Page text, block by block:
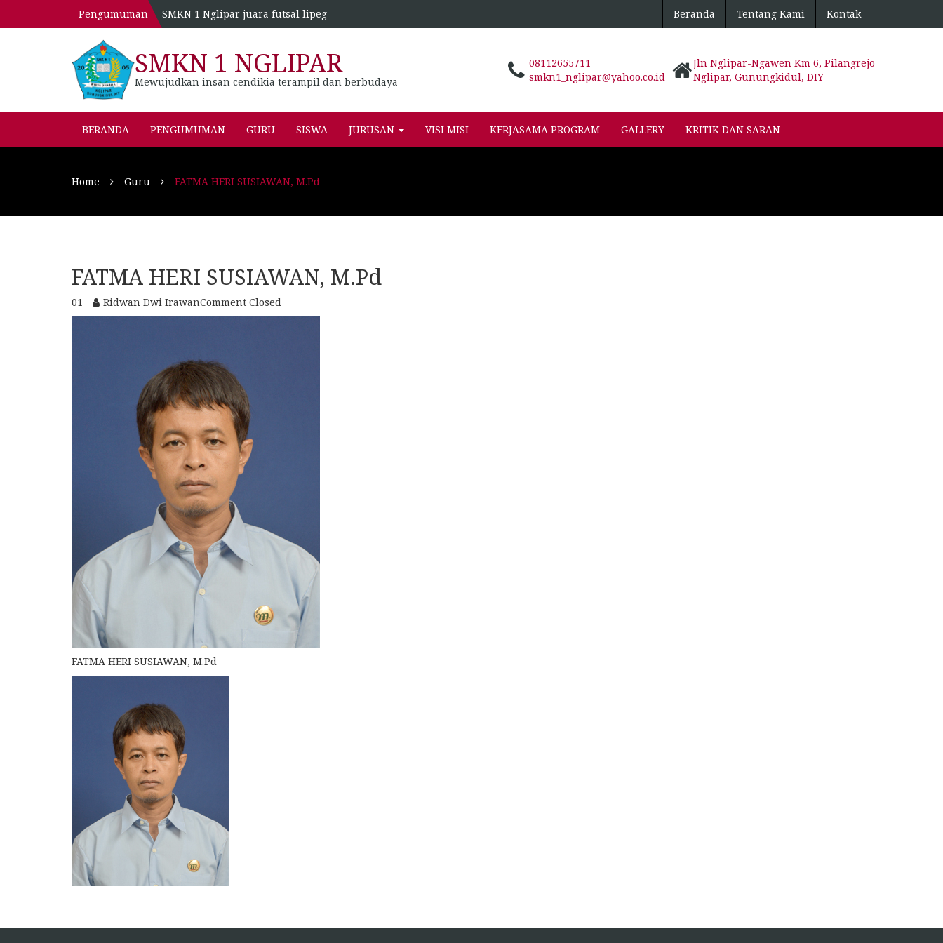
Pengumuman SMKN 1 Nglipar juara futsal lipeg Beranda Tentang Kami Kontak
SMKN 1 NGLIPAR
Mewujudkan insan cendikia terampil dan berbudaya
08112655711
smkn1_nglipar@yahoo.co.id
Jln Nglipar-Ngawen Km 6, Pilangrejo
Nglipar, Gunungkidul, DIY
BERANDA PENGUMUMAN GURU SISWA JURUSAN VISI MISI KERJASAMA PROGRAM GALLERY KRITIK DAN SARAN
Home Guru FATMA HERI SUSIAWAN, M.Pd
FATMA HERI SUSIAWAN, M.Pd
01 Ridwan Dwi IrawanComment Closed
FATMA HERI SUSIAWAN, M.Pd